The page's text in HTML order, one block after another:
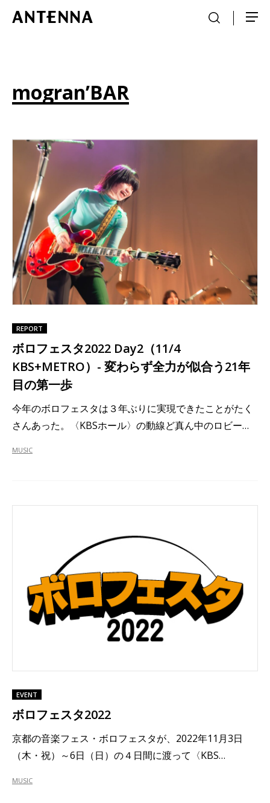
mogran’BAR
REPORT
ボロフェスタ2022 Day2（11/4
KBS+METRO）- 変わらず全力が似合う21年
目の第一歩
今年のボロフェスタは３年ぶりに実現できたことがたく
さんあった。〈KBSホール〉の動線ど真ん中のロビー…
MUSIC
EVENT
ボロフェスタ2022
京都の音楽フェス・ボロフェスタが、2022年11月3日
（木・祝）～6日（日）の４日間に渡って〈KBS…
MUSIC